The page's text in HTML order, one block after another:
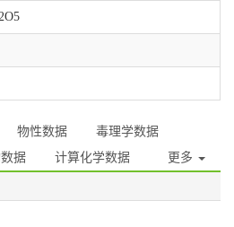
物性数据
毒理学数据
据 计算化学数据 更多